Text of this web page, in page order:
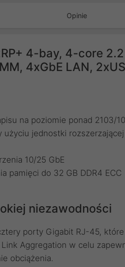
Opinie
4-bay, 4-core
4xGbE LAN,
na poziomie ponad 2103/
jednostki
10/25 GbE
pamięci do 32 GB DDR4 ECC
niezawodności
porty Gigabit RJ-45,
Aggregation w celu
obciążenia.